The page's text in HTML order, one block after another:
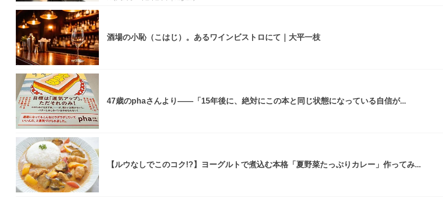
酒場の小恥（こはじ）。あるワインビストロにて｜大平一枝
47歳のphaさんより――「15年後に、絶対にこの本と同じ状態になっている自信が...
【ルウなしでこのコク!?】ヨーグルトで煮込む本格「夏野菜たっぷりカレー」作ってみ...